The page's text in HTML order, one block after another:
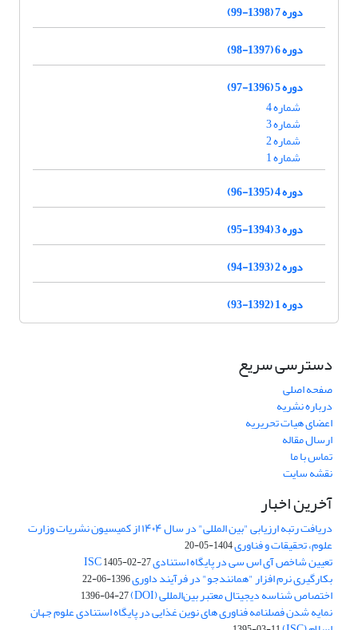
دوره 7 (1398-99)
دوره 6 (1397-98)
دوره 5 (1396-97)
شماره 4
شماره 3
شماره 2
شماره 1
دوره 4 (1395-96)
دوره 3 (1394-95)
دوره 2 (1393-94)
دوره 1 (1392-93)
دسترسی سریع
صفحه اصلی
درباره نشریه
اعضای هیات تحریریه
ارسال مقاله
تماس با ما
نقشه سایت
آخرین اخبار
دریافت رتبه ارزیابی "بین المللی" در سال ۱۴۰۴ از کمیسیون نشریات وزارت
علوم، تحقیقات و فناوری1404-05-20
تعیین شاخص آی اس سی در پایگاه استنادی ISC1405-02-27
بکارگیری نرم افزار "همانندجو" در فرآیند داوری1396-06-22
اختصاص شناسه دیجیتال معتبر بین‌المللی (DOI) 1396-04-27
نمایه شدن فصلنامه فناوری های نوین غذایی در پایگاه استنادی علوم جهان